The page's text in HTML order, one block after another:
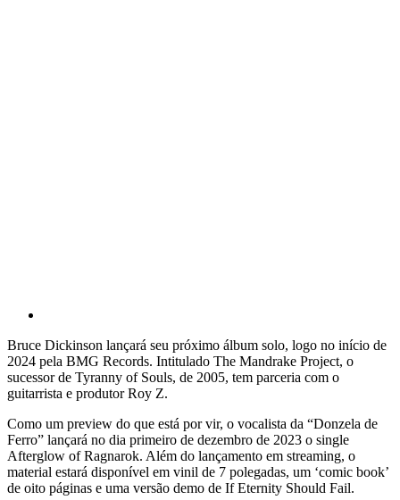
Bruce Dickinson lançará seu próximo álbum solo, logo no início de
2024 pela BMG Records. Intitulado The Mandrake Project, o
sucessor de Tyranny of Souls, de 2005, tem parceria com o
guitarrista e produtor Roy Z.
Como um preview do que está por vir, o vocalista da “Donzela de
Ferro” lançará no dia primeiro de dezembro de 2023 o single
Afterglow of Ragnarok. Além do lançamento em streaming, o
material estará disponível em vinil de 7 polegadas, um ‘comic book’
de oito páginas e uma versão demo de If Eternity Should Fail.